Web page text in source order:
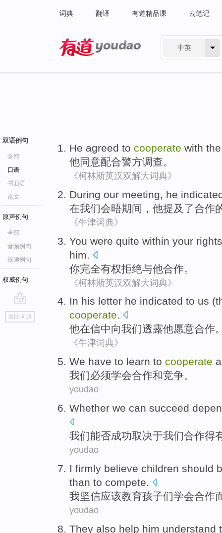
词典 翻译 有道精品课 云笔记
中英
双语例句
全部
口语
书面语
论文
原声例句
全部
音频例句
视频例句
权威例句
go
top
返回词典
He agreed to cooperate with
他同意配合警方调查。
《柯林斯英汉双解大词典》
During our meeting, he
在我们会晤期间， 他提及 了合作
《牛津词典》
You were quite within your rights
him
你完全有权拒绝与他合作。
《柯林斯英汉双解大词典》
In his letter he indicated to us
cooperate.
他在信中向我们透露他愿意合作
《牛津词典》
We have to learn to cooperate
我们必须学会合作和竞争。
youdao
Whether we can succeed
我们能否成功取决于我们合作得
youdao
I firmly believe children should
than to compete.
我坚信应该教育孩子们学会合作
youdao
They also help him understand